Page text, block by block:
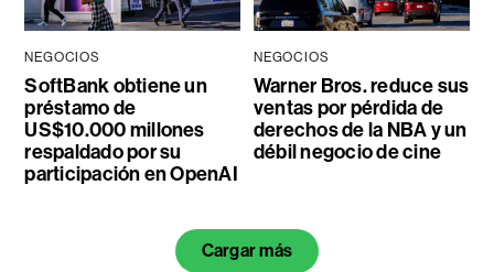
NEGOCIOS
SoftBank obtiene un
préstamo de
US$10.000 millones
respaldado por su
participación en OpenAI
NEGOCIOS
Warner Bros. reduce sus
ventas por pérdida de
derechos de la NBA y un
débil negocio de cine
Cargar más